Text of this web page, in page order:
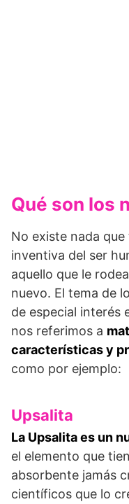
Qué son los
No existe nada
inventiva del ser
aquello que le
nuevo. El tema de
de especial interés
nos referimos a
características y
como por ejemplo:
Upsalita
La Upsalita es un
el elemento que
absorbente jamás
científicos que lo